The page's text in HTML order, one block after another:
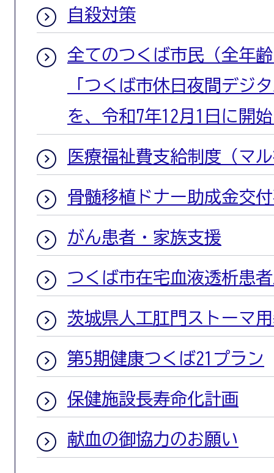
自殺対策
全てのつくば市民（全年
「つくば市休日夜間デジ
を、令和7年12月1日に開
医療福祉費支給制度（マ
骨髄移植ドナー助成金交
がん患者・家族支援
つくば市在宅血液透析患
茨城県人工肛門ストーマ
第5期健康つくば21プラン
保健施設長寿命化計画
献血の御協力のお願い